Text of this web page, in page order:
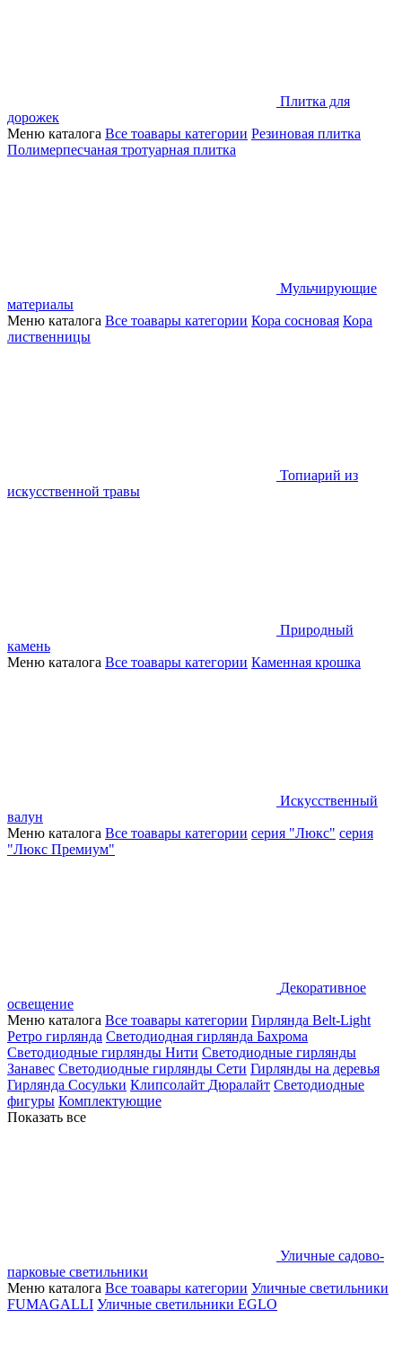
Плитка для
дорожек
Меню каталога Все тоавары категории Резиновая плитка
Полимерпесчаная тротуарная плитка
Мульчирующие
материалы
Меню каталога Все тоавары категории Кора сосновая Кора
лиственницы
Топиарий из
искусственной травы
Природный
камень
Меню каталога Все тоавары категории Каменная крошка
Искусственный
валун
Меню каталога Все тоавары категории серия "Люкс" серия
"Люкс Премиум"
Декоративное
освещение
Меню каталога Все тоавары категории Гирлянда Belt-Light
Ретро гирлянда Светодиодная гирлянда Бахрома
Светодиодные гирлянды Нити Светодиодные гирлянды
Занавес Светодиодные гирлянды Сети Гирлянды на деревья
Гирлянда Сосульки Клипсолайт Дюралайт Светодиодные
фигуры Комплектующие
Показать все
Уличные садово-
парковые светильники
Меню каталога Все тоавары категории Уличные светильники
FUMAGALLI Уличные светильники EGLO